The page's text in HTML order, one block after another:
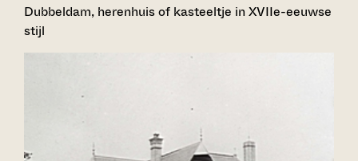
Dubbeldam, herenhuis of kasteeltje in XVIIe-eeuwse
stijl